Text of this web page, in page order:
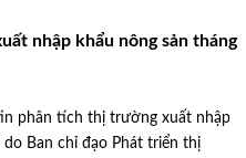
nhập khẩu nông sản tháng
phân tích thị trường xuất nhập
Ban chỉ đạo Phát triển thị